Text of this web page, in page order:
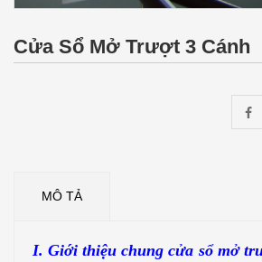
Cửa Sổ Mở Trượt 3 Cánh
MÔ TẢ
I. Giới thiệu chung cửa sổ mở